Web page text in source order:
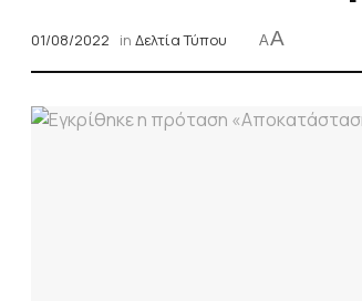
01/08/2022 in Δελτία Τύπου AA